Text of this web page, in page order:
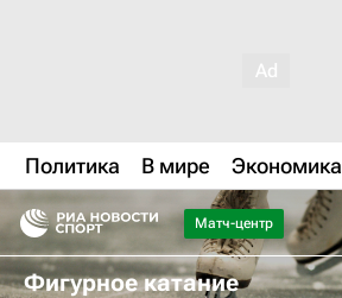
Политика В мире Экономика
Матч-центр
Фигурное катание